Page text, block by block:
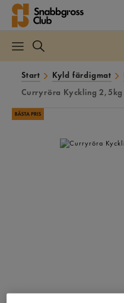
Start Kyld färdigmat
Curryröra Kyckling